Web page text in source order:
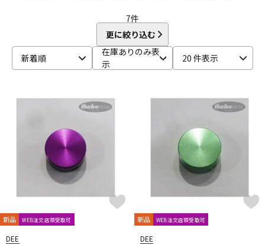
キーボード 電子ピアノ
7件
更に絞り込む
新着順
在庫ありのみ表
示
20 件表示
新品 WEB注文店頭受取可
DEE
新品 WEB注文店頭受取可
DEE